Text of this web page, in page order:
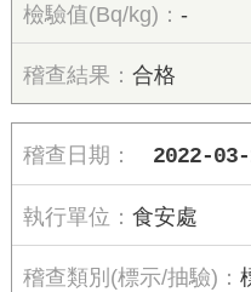
-
合格
2022-
食安處